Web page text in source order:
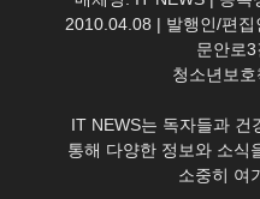
2010.04.08 | 발행인/편
문안로
청소년보
IT NEWS는 독자들과 건
통해 다양한 정보와 소식
소중히 여